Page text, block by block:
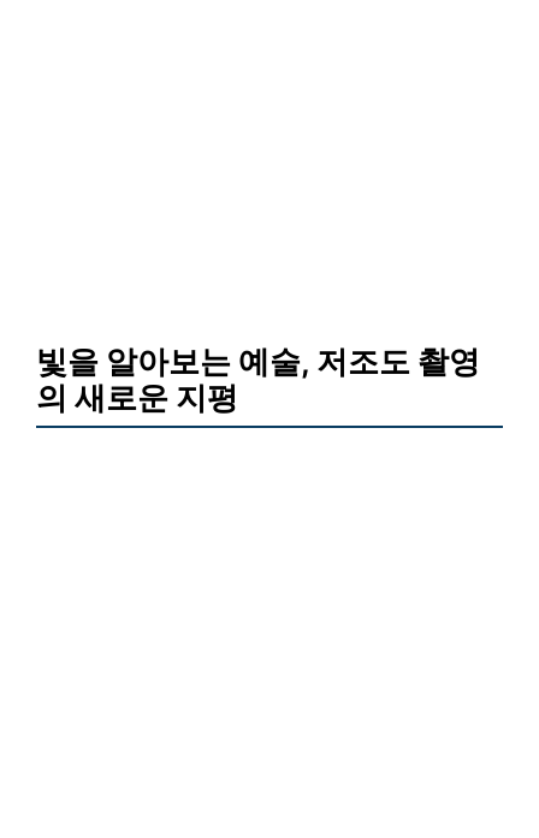
빛을 알아보는 예술, 저조도 촬영
의 새로운 지평